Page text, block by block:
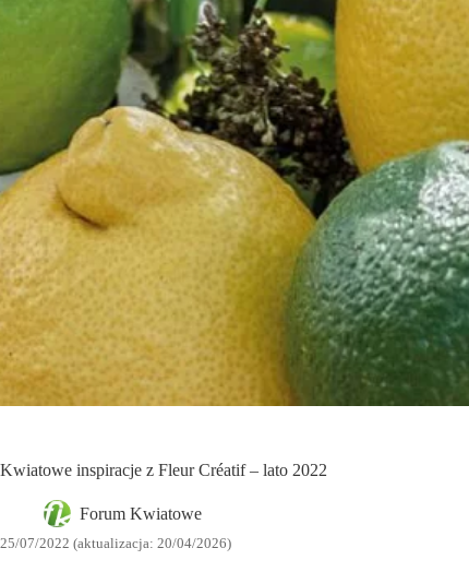
Kwiatowe inspiracje z Fleur Créatif – lato 2022
Forum Kwiatowe
25/07/2022 (aktualizacja: 20/04/2026)